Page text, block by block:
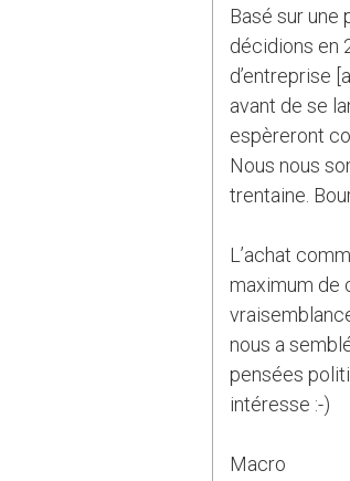
Basé sur
décidions en
d’entreprise
avant de se
espèreront
Nous nous
trentaine.
L’achat
maximum de
nous a
pensées
intéresse :-)
Macro